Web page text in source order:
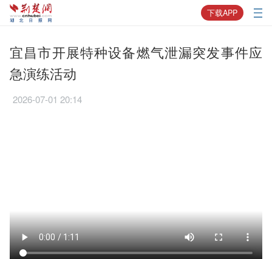
下载APP
宜昌市开展特种设备燃气泄漏突发事件应
急演练活动
2026-07-01 20:14